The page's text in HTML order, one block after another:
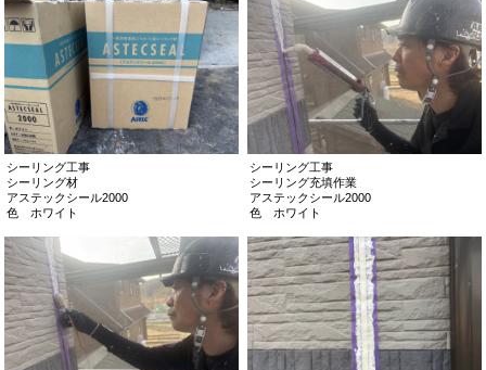
シーリング工事
シーリング材
アステックシール2000
色 ホワイト
シーリング工事
シーリング充填作業
アステックシール2000
色 ホワイト